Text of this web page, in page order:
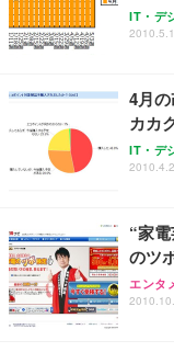
IT・デ
4月
カカ
IT・デ
“家
のツ
エンタ